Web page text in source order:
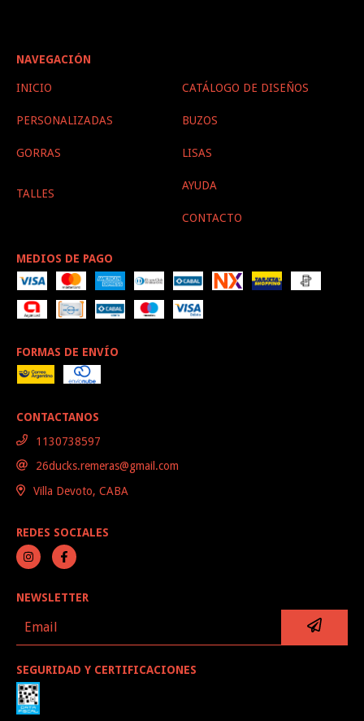
NAVEGACIÓN
INICIO CATÁLOGO DE DISEÑOS
PERSONALIZADAS BUZOS
GORRAS LISAS
TALLES
AYUDA
CONTACTO
MEDIOS DE PAGO
FORMAS DE ENVÍO
CONTACTANOS
1130738597
26ducks.remeras@gmail.com
Villa Devoto, CABA
REDES SOCIALES
NEWSLETTER
SEGURIDAD Y CERTIFICACIONES